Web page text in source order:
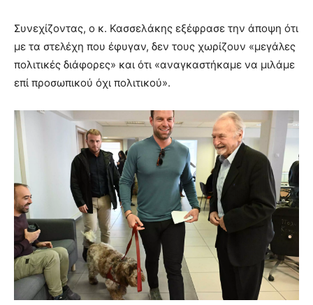
Συνεχίζοντας, ο κ. Κασσελάκης εξέφρασε την άποψη ότι
με τα στελέχη που έφυγαν, δεν τους χωρίζουν «μεγάλες
πολιτικές διάφορες» και ότι «αναγκαστήκαμε να μιλάμε
επί προσωπικού όχι πολιτικού».